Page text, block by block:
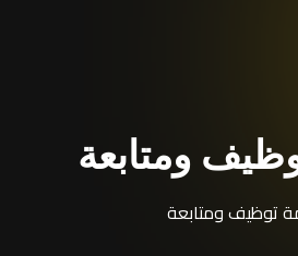
ومتابعة
توظيف ومتابعة